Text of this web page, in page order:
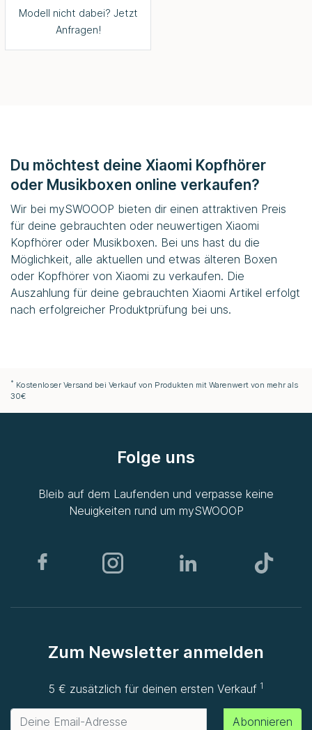
Modell nicht dabei? Jetzt
Anfragen!
Du möchtest deine Xiaomi Kopfhörer
oder Musikboxen online verkaufen?
Wir bei mySWOOOP bieten dir einen attraktiven Preis
für deine gebrauchten oder neuwertigen Xiaomi
Kopfhörer oder Musikboxen. Bei uns hast du die
Möglichkeit, alle aktuellen und etwas älteren Boxen
oder Kopfhörer von Xiaomi zu verkaufen. Die
Auszahlung für deine gebrauchten Xiaomi Artikel erfolgt
nach erfolgreicher Produktprüfung bei uns.
* Kostenloser Versand bei Verkauf von Produkten mit Warenwert von mehr als
30€
Folge uns
Bleib auf dem Laufenden und verpasse keine
Neuigkeiten rund um mySWOOOP
Zum Newsletter anmelden
5 € zusätzlich für deinen ersten Verkauf1
Abonnieren